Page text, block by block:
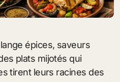
plats mijotés qui
tirent leurs racines des